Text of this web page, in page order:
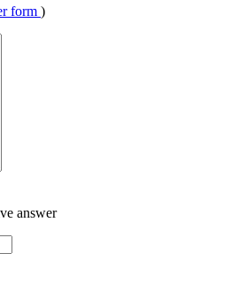
form )
answer